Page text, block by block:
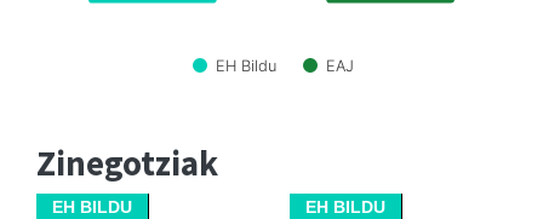
EH Bildu EAJ
Zinegotziak
EH BILDU EH BILDU